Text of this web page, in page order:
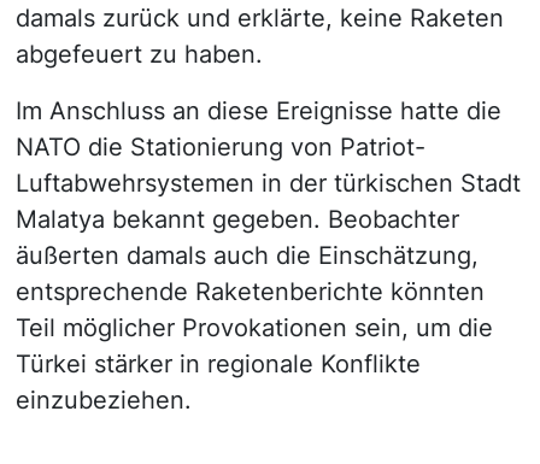
damals zurück und erklärte, keine Raketen
abgefeuert zu haben.
Im Anschluss an diese Ereignisse hatte die
NATO die Stationierung von Patriot-
Luftabwehrsystemen in der türkischen Stadt
Malatya bekannt gegeben. Beobachter
äußerten damals auch die Einschätzung,
entsprechende Raketenberichte könnten
Teil möglicher Provokationen sein, um die
Türkei stärker in regionale Konflikte
einzubeziehen.